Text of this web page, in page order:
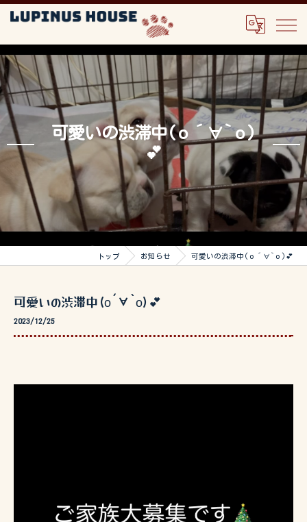
可愛いの渋滞中(о´∀`о)
💕
トップ お知らせ 可愛いの渋滞中(о´∀`о)💕
可愛いの渋滞中(о´∀`о)💕
2023/12/25